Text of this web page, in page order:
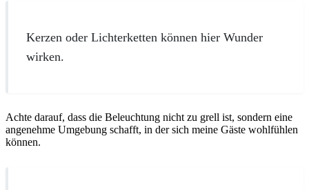
Kerzen oder Lichterketten können hier Wunder
wirken.
Achte darauf, dass die Beleuchtung nicht zu grell ist, sondern eine
angenehme Umgebung schafft, in der sich meine Gäste wohlfühlen
können.